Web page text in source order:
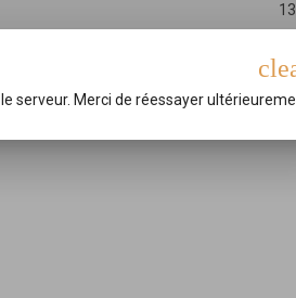
serveur. Merci de réessayer